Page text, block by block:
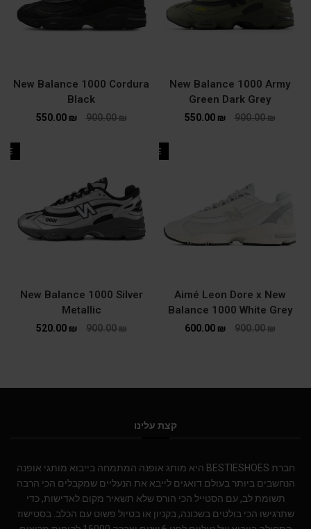
New Balance 1000 Army
Green Dark Grey
900.00₪
550.00 ₪
New Balance 1000 Cordura
Black
900.00₪
550.00 ₪
SALE
Aimé Leon Dore x New
Balance 1000 White Grey
900.00₪
600.00 ₪
New Balance 1000 Silver
Metallic
900.00₪
520.00 ₪
קצת עלינו
חברת BESTIESHOES היא מותג אופנה המתמחה בייבוא מותגי אופנה
הנחשבים ביותר בעולם.דואגים לייבא את הנעליים שמקבלים הכי הרבה
תשומת לב, עם הסטייל הכי הורס שלא תשאיר מקום לאדישות, כדי
שתרגישו הכי בולטים בשכונה, בקניון או בטיול פשוט עם הכלב. בסטישוז